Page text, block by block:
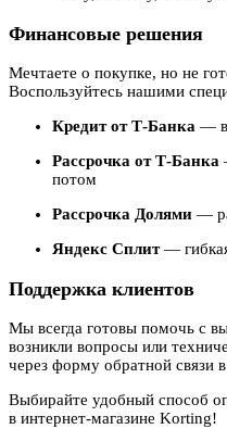
Финансовые решения
Мечтаете о покупке, но не
Воспользуйтесь нашими
Кредит от Т-Банка —
Рассрочка от Т-Банка
потом
Рассрочка Долями —
Яндекс Сплит—
Поддержка клиентов
Мы всегда готовы помочь с
возникли вопросы или
через форму обратной связи
Выбирайте удобный способ
в интернет-магазине Korting!